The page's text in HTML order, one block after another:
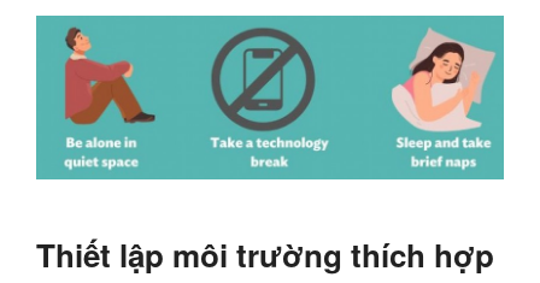
Thiết lập môi trường thích hợp